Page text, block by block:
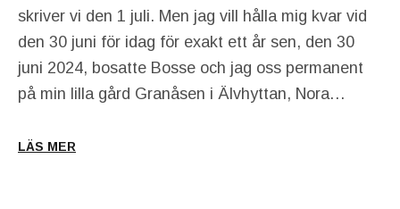
skriver vi den 1 juli. Men jag vill hålla mig kvar vid
den 30 juni för idag för exakt ett år sen, den 30
juni 2024, bosatte Bosse och jag oss permanent
på min lilla gård Granåsen i Älvhyttan, Nora…
LÄS MER